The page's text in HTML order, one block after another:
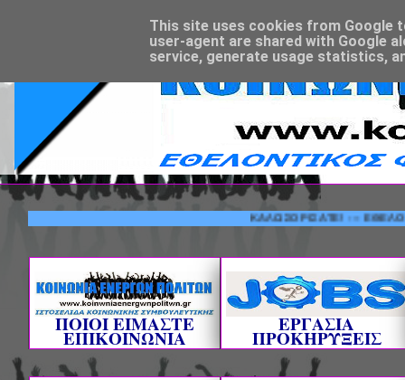
ΚΑΛΩΣΟΡΙΣΑΤΕ! ---
ΠΟΙΟΙ ΕΙΜΑΣΤΕ
ΕΠΙΚΟΙΝΩΝΙΑ
ΕΡΓΑΣΙΑ
ΠΡΟΚΗΡΥΞΕΙΣ
This site uses cookies from Google
user-agent are shared with Google
service, generate usage statistics,